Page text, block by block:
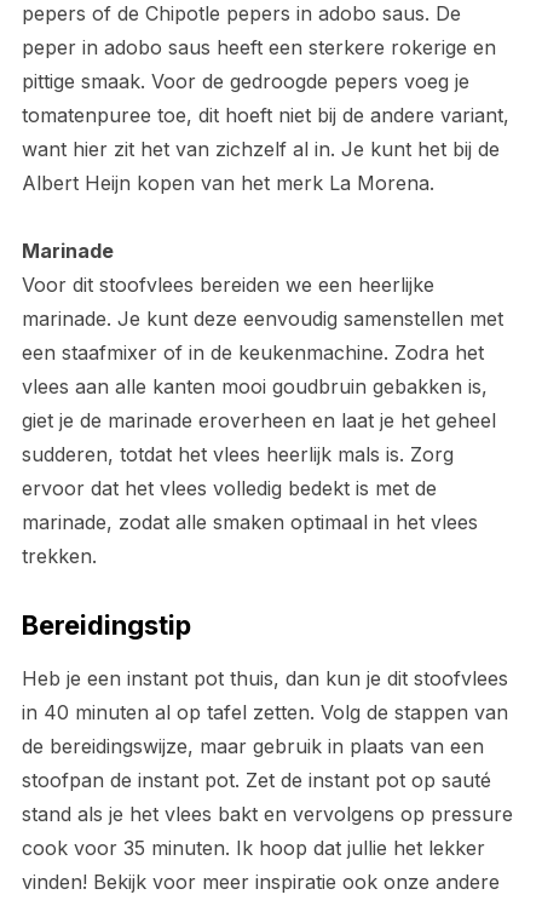
pepers of de Chipotle pepers in adobo saus. De
peper in adobo saus heeft een sterkere rokerige en
pittige smaak. Voor de gedroogde pepers voeg je
tomatenpuree toe, dit hoeft niet bij de andere variant,
want hier zit het van zichzelf al in. Je kunt het bij de
Albert Heijn kopen van het merk La Morena.
Marinade
Voor dit stoofvlees bereiden we een heerlijke
marinade. Je kunt deze eenvoudig samenstellen met
een staafmixer of in de keukenmachine. Zodra het
vlees aan alle kanten mooi goudbruin gebakken is,
giet je de marinade eroverheen en laat je het geheel
sudderen, totdat het vlees heerlijk mals is. Zorg
ervoor dat het vlees volledig bedekt is met de
marinade, zodat alle smaken optimaal in het vlees
trekken.
Bereidingstip
Heb je een instant pot thuis, dan kun je dit stoofvlees
in 40 minuten al op tafel zetten. Volg de stappen van
de bereidingswijze, maar gebruik in plaats van een
stoofpan de instant pot. Zet de instant pot op sauté
stand als je het vlees bakt en vervolgens op pressure
cook voor 35 minuten. Ik hoop dat jullie het lekker
vinden! Bekijk voor meer inspiratie ook onze andere